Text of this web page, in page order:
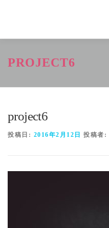
ン
キ
概要 METHOD
新着情報 ショップ
PROJECT6
project6
投稿日: 2016年2月12日 投稿者: